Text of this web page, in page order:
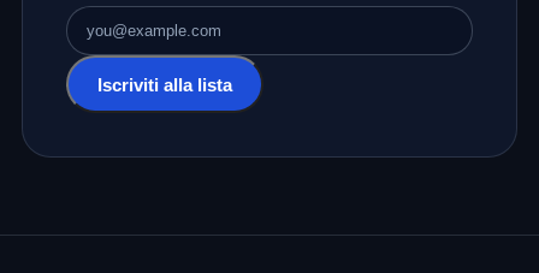
Indirizzo email
Iscriviti alla lista